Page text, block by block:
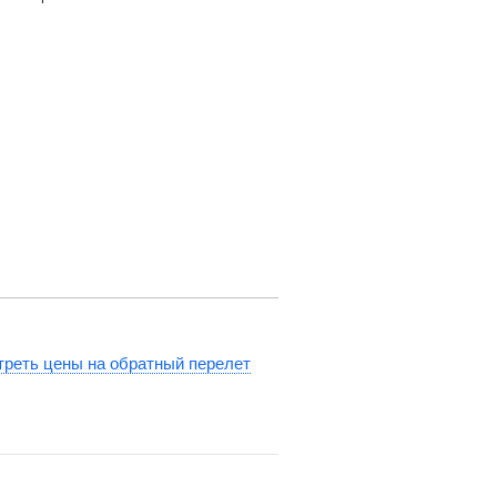
цены на обратный перелет